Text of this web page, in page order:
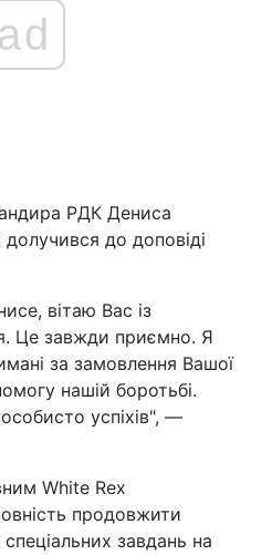
ad
РДК Дениса
до доповіді
вітаю Вас із
Це завжди приємно. Я
за замовлення Вашої
нашій боротьбі.
успіхів", ―
White Rex
продовжити
завдань на